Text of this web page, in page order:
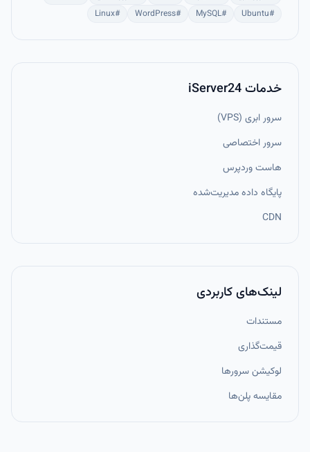
#
Ubuntu
#
MySQL
#
WordPress
#
Linux
خدمات iServer24
سرور ابری (VPS)
سرور اختصاصی
هاست وردپرس
پایگاه داده مدیریت‌شده
CDN
لینک‌های کاربردی
مستندات
قیمت‌گذاری
لوکیشن سرورها
مقایسه پلن‌ها